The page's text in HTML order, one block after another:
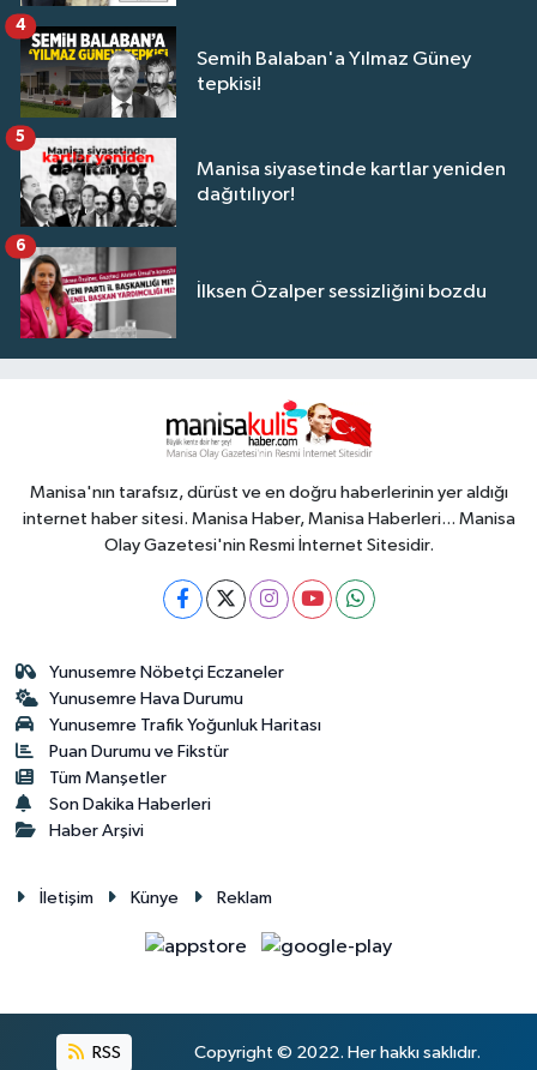
Semih Balaban'a Yılmaz Güney
tepkisi!
4
Manisa siyasetinde kartlar yeniden
dağıtılıyor!
5
İlksen Özalper sessizliğini bozdu
6
Manisa'nın tarafsız, dürüst ve en doğru haberlerinin yer aldığı
internet haber sitesi. Manisa Haber, Manisa Haberleri... Manisa
Olay Gazetesi'nin Resmi İnternet Sitesidir.
Yunusemre Nöbetçi Eczaneler
Yunusemre Hava Durumu
Yunusemre Trafik Yoğunluk Haritası
Puan Durumu ve Fikstür
Tüm Manşetler
Son Dakika Haberleri
Haber Arşivi
İletişim Künye Reklam
RSS Copyright © 2022. Her hakkı saklıdır.